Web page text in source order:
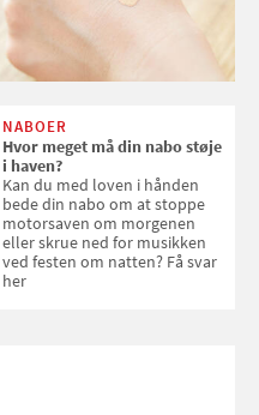
NABOER
Hvor meget må din nabo støje
i haven?
Kan du med loven i hånden
bede din nabo om at stoppe
motorsaven om morgenen
eller skrue ned for musikken
ved festen om natten? Få svar
her